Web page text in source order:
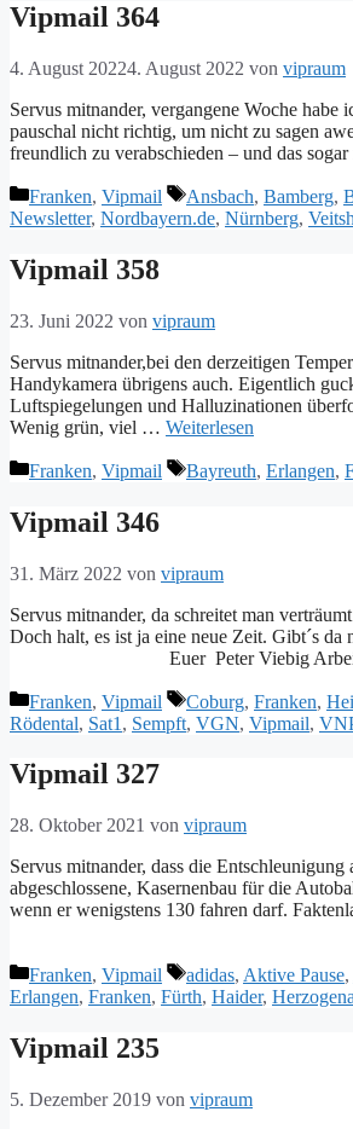
Vipmail 364
4. August 20224. August 2022 von vipraum
Servus mitnander, vergangene Woche
pauschal nicht richtig, um nicht zu sagen
freundlich zu verabschieden – und das
Kategorien
Franken, Vipmail Schlagwörter
Ansbach, Bamberg,
Newsletter, Nordbayern.de, Nürnberg,
Vipmail 358
23. Juni 2022 von vipraum
Servus mitnander,bei den derzeitigen
Handykamera übrigens auch. Eigentlich
Luftspiegelungen und Halluzinationen
Wenig grün, viel … Weiterlesen
Kategorien
Franken, Vipmail Schlagwörter
Bayreuth, Erlangen,
Vipmail 346
31. März 2022 von vipraum
Servus mitnander, da schreitet man
Doch halt, es ist ja eine neue Zeit. Gibt´s
Euer Peter Viebig
Kategorien
Franken, Vipmail Schlagwörter
Coburg, Franken,
Rödental, Sat1 , Sempft, VGN, Vipmail,
Vipmail 327
28. Oktober 2021 von vipraum
Servus mitnander, dass die
abgeschlossene, Kasernenbau für die
wenn er wenigstens 130 fahren darf.
Euer Peter
Kategorien
Franken, Vipmail Schlagwörter
adidas, Aktive Pause,
Erlangen, Franken, Fürth, Haider,
Vipmail 235
5. Dezember 2019 von vipraum